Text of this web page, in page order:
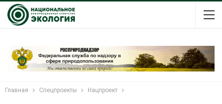
Главная Спецпроекты Нацпроект